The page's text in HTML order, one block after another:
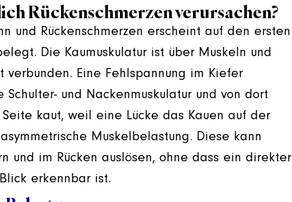
Rückenschmerzen verursachen?
und Rückenschmerzen erscheint auf den ersten
Die Kaumuskulatur ist über Muskeln und
Eine Fehlspannung im Kiefer
und Nackenmuskulatur und von dort
kaut, weil eine Lücke das Kauen auf der
Muskelbelastung. Diese kann
und im Rücken auslösen, ohne dass ein direkter
erkennbar ist.